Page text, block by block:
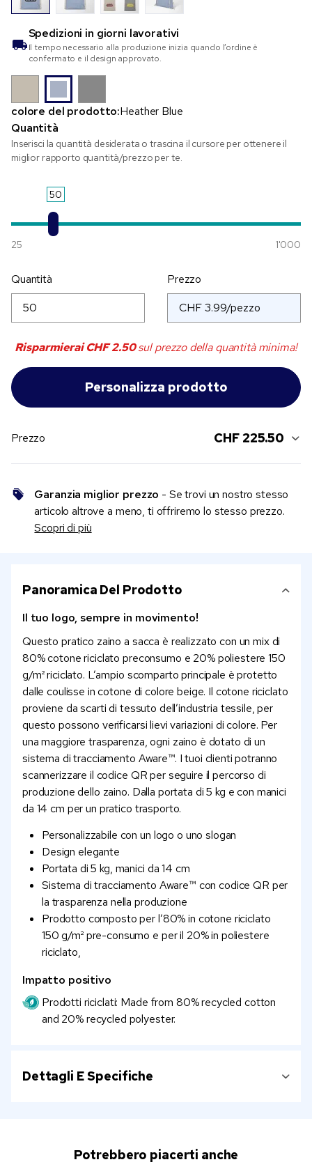
Spedizioni in giorni lavorativi
Il tempo necessario alla produzione inizia quando l’ordine è
confermato e il design approvato.
colore del prodotto:Heather Blue
Quantità
Inserisci la quantità desiderata o trascina il cursore per ottenere il
miglior rapporto quantità/prezzo per te.
50
25 1'000
Quantità Prezzo
RisparmieraiCHF 2.50sul prezzo della quantità minima!
Prezzo CHF 225.50
Garanzia miglior prezzo - Se trovi un nostro stesso
articolo altrove a meno, ti offriremo lo stesso prezzo.
Scopri di più
Panoramica Del Prodotto
Il tuo logo, sempre in movimento!
Questo pratico zaino a sacca è realizzato con un mix di
80% cotone riciclato preconsumo e 20% poliestere 150
g/m² riciclato. L’ampio scomparto principale è protetto
dalle coulisse in cotone di colore beige. Il cotone riciclato
proviene da scarti di tessuto dell’industria tessile, per
questo possono verificarsi lievi variazioni di colore. Per
una maggiore trasparenza, ogni zaino è dotato di un
sistema di tracciamento Aware™. I tuoi clienti potranno
scannerizzare il codice QR per seguire il percorso di
produzione dello zaino. Dalla portata di 5 kg e con manici
da 14 cm per un pratico trasporto.
Personalizzabile con un logo o uno slogan
Design elegante
Portata di 5 kg, manici da 14 cm
Sistema di tracciamento Aware™ con codice QR per
la trasparenza nella produzione
Prodotto composto per l’80% in cotone riciclato
150 g/m² pre-consumo e per il 20% in poliestere
riciclato,
Impatto positivo
Prodotti riciclati: Made from 80% recycled cotton
and 20% recycled polyester.
Dettagli E Specifiche
Potrebbero piacerti anche